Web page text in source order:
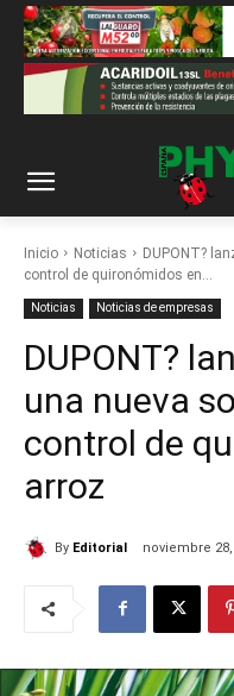
Inicio Noticias
DUPONT?
control de quironómidos en...
Noticias Noticias de empresas
DUPONT?
una nueva
control de
arroz
By Editorial noviembre 28,